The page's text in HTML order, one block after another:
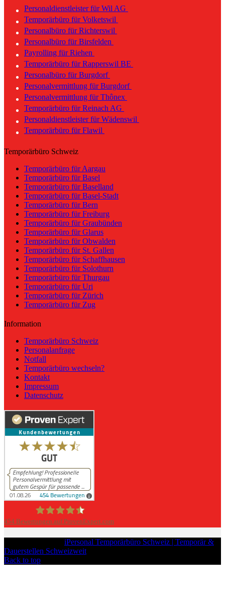
Personaldienstleister für Wil AG
Temporärbüro für Volketswil
Personalbüro für Richterswil
Personalbüro für Birsfelden
Payrolling für Riehen
Temporärbüro für Rapperswil BE
Personalbüro für Burgdorf
Personalvermittlung für Burgdorf
Personalvermittlung für Thônex
Temporärbüro für Reinach AG
Personaldienstleister für Wädenswil
Temporärbüro für Flawil
Temporärbüro Schweiz
Temporärbüro für Aargau
Temporärbüro für Basel
Temporärbüro für Baselland
Temporärbüro für Basel-Stadt
Temporärbüro für Bern
Temporärbüro für Freiburg
Temporärbüro für Graubünden
Temporärbüro für Glarus
Temporärbüro für Obwalden
Temporärbüro für St. Gallen
Temporärbüro für Schaffhausen
Temporärbüro für Solothurn
Temporärbüro für Thurgau
Temporärbüro für Uri
Temporärbüro für Zürich
Temporärbüro für Zug
Information
Temporärbüro Schweiz
Personalanfrage
Notfall
Temporärbüro wechseln?
Kontakt
Impressum
Datenschutz
454 Bewertungen auf ProvenExpert.com
iPersonal Temporärbüro Schweiz | Temporär &
Dauerstellen Schweizweit
Back to top